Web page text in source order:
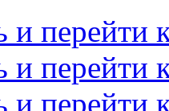
и перейти
и перейти
и перейти